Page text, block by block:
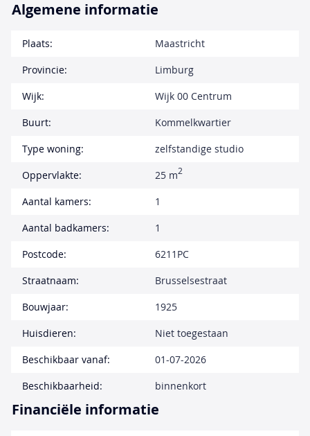
Algemene informatie
Plaats:
Maastricht
Provincie:
Limburg
Wijk:
Wijk 00 Centrum
Buurt:
Kommelkwartier
Type woning:
zelfstandige studio
Oppervlakte:
25 m2
Aantal kamers:
1
Aantal badkamers:
1
Postcode:
6211PC
Straatnaam:
Brusselsestraat
Bouwjaar:
1925
Huisdieren:
Niet toegestaan
Beschikbaar vanaf:
01-07-2026
Beschikbaarheid:
binnenkort
Financiële informatie